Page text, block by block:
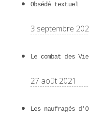
Obsédé textuel
3 septembre
Le combat des
27 août 2021
Les naufragés